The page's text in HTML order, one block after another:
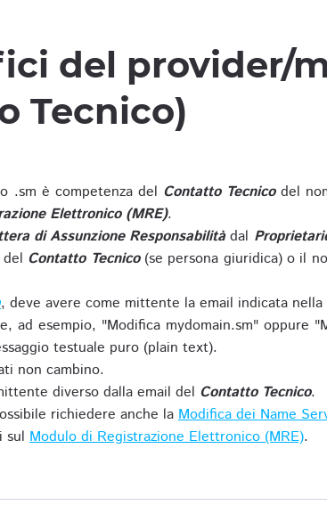
del provider/
Tecnico)
.sm è competenza del Contatto Tecnicodel
Elettronico (MRE).
di Assunzione Responsabilitàdal
Contatto Tecnico(se persona giuridica) o il
, deve avere come mittente la email indicata nella
esempio, "Modifica mydomain.sm" oppure
testuale puro (plain text).
non cambino.
diverso dalla email del Contatto Tecnico.
richiedere anche la Modifica dei Name
sul Modulo di Registrazione Elettronico (MRE).